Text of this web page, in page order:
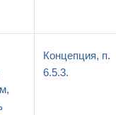
Концепция, п.
6.5.3.